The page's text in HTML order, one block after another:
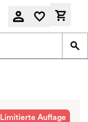
Limitierte Auflage